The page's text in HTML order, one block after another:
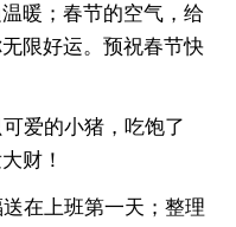
暖；春节的空气，给
限好运。预祝春节快
爱的小猪，吃饱了
财！
在上班第一天；整理